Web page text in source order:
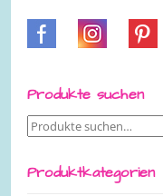
Produkte suchen
Suche
Produktkategorien